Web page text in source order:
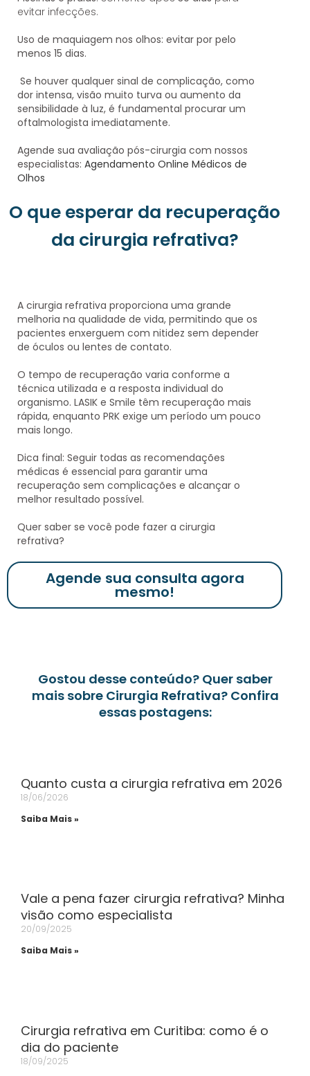
evitar infecções.
Uso de maquiagem nos olhos: evitar por pelo
menos 15 dias.
Se houver qualquer sinal de complicação, como
dor intensa, visão muito turva ou aumento da
sensibilidade à luz, é fundamental procurar um
oftalmologista imediatamente.
Agende sua avaliação pós-cirurgia com nossos
especialistas: Agendamento Online Médicos de
Olhos
O que esperar da recuperação
da cirurgia refrativa?
A cirurgia refrativa proporciona uma grande
melhoria na qualidade de vida, permitindo que os
pacientes enxerguem com nitidez sem depender
de óculos ou lentes de contato.
O tempo de recuperação varia conforme a
técnica utilizada e a resposta individual do
organismo. LASIK e Smile têm recuperação mais
rápida, enquanto PRK exige um período um pouco
mais longo.
Dica final: Seguir todas as recomendações
médicas é essencial para garantir uma
recuperação sem complicações e alcançar o
melhor resultado possível.
Quer saber se você pode fazer a cirurgia
refrativa?
Agende sua consulta agora
mesmo!
Gostou desse conteúdo? Quer saber
mais sobre Cirurgia Refrativa? Confira
essas postagens:
Quanto custa a cirurgia refrativa em 2026
18/06/2026
Saiba Mais »
Vale a pena fazer cirurgia refrativa? Minha
visão como especialista
20/09/2025
Saiba Mais »
Cirurgia refrativa em Curitiba: como é o
dia do paciente
18/09/2025